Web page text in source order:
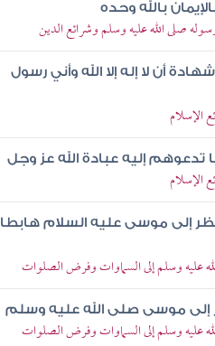
بالله وحده
صلى الله عليه وسلم وشرائع الدين
أن لا إله إلا الله وأني رسول
الإسلام
إليه عبادة الله عز وجل
الإسلام
إلى موسى عليه السلام هابطا
عليه وسلم إلى السماوات وفرض الصلوات
إلى موسى صلى الله عليه وسلم
عليه وسلم إلى السماوات وفرض الصلوات